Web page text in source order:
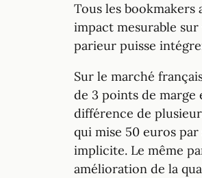
Tous les bookmakers
impact mesurable sur
parieur puisse
Sur le marché
de 3 points de
différence de
qui mise 50 euros
implicite. Le même
amélioration de la